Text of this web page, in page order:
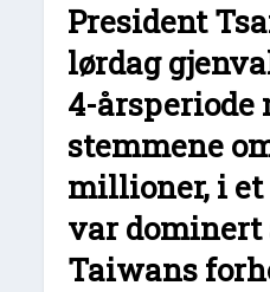
President
lørdag
4-årsperiode
stemmene
millioner, i
var dominert
Taiwans